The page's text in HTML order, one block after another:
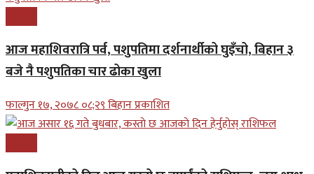
आज महाशिवरात्रि पर्व, पशुपतिमा दर्शनार्थीको घुइँचो, बिहान ३
बजे नै पशुपतिका चार ढोका खुला
फाल्गुन १७, २०७८ ०८;२९ बिहान प्रकाशित